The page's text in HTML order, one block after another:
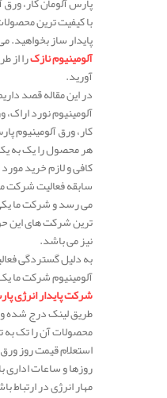
با کیفیت ترین
پایدار ساز بخواهید.
آلومینیوم نازکرا از
آورید.
در این مقاله قصد
آلومینیوم نورد
کار، ورق آلومینیوم
هر محصول را یک به
کافی و لازم خرید
می رسد و شرکت ما یکی
ترین شرکت های این
نیز می باشد.
به دلیل گستردگی
آلومینیوم شرکت ما
شرکت پایدار انرژی
طریق لینک درج شده
محصولات آن را تک
استعلام قیمت روز
روزها و ساعات
مهار انرژی در ارتباط